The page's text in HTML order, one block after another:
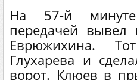
На 57-й минуте
передачей
Еврюжихина.
Глухарева и
ворот. Клюев в